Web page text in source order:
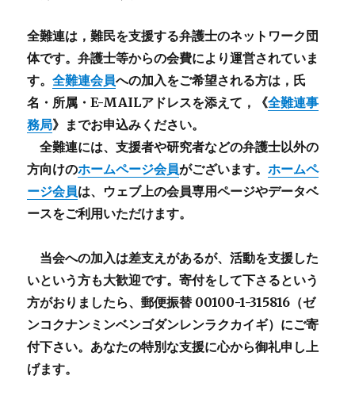
全難連は，難民を支援する弁護士のネットワーク団
体です。弁護士等からの会費により運営されていま
す。全難連会員への加入をご希望される方は，氏
名・所属・E-MAILアドレスを添えて，《全難連事
務局》までお申込みください。
全難連には、支援者や研究者などの弁護士以外の
方向けのホームページ会員がございます。ホームペ
ージ会員は、ウェブ上の会員専用ページやデータベ
ースをご利用いただけます。
当会への加入は差支えがあるが、活動を支援した
いという方も大歓迎です。寄付をして下さるという
方がおりましたら、郵便振替 00100-1-315816（ゼ
ンコクナンミンベンゴダンレンラクカイギ）にご寄
付下さい。あなたの特別な支援に心から御礼申し上
げます。